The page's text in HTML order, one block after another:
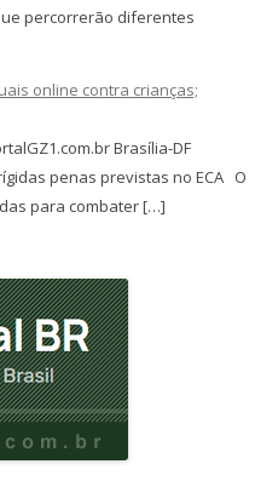
percorrerão diferentes
online contra crianças;
Brasília-DF
penas previstas no ECA O
para combater […]